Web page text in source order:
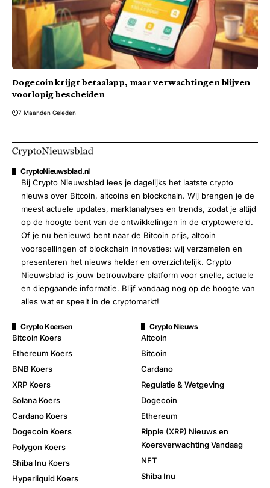
Dogecoin krijgt betaalapp, maar verwachtingen blijven
voorlopig bescheiden
7 Maanden Geleden
CryptoNieuwsblad.nl
Bij Crypto Nieuwsblad lees je dagelijks het laatste crypto
nieuws over Bitcoin, altcoins en blockchain. Wij brengen je de
meest actuele updates, marktanalyses en trends, zodat je altijd
op de hoogte bent van de ontwikkelingen in de cryptowereld.
Of je nu benieuwd bent naar de Bitcoin prijs, altcoin
voorspellingen of blockchain innovaties: wij verzamelen en
presenteren het nieuws helder en overzichtelijk. Crypto
Nieuwsblad is jouw betrouwbare platform voor snelle, actuele
en diepgaande informatie. Blijf vandaag nog op de hoogte van
alles wat er speelt in de cryptomarkt!
Crypto Koersen
Bitcoin Koers
Ethereum Koers
BNB Koers
XRP Koers
Solana Koers
Cardano Koers
Dogecoin Koers
Polygon Koers
Shiba Inu Koers
Hyperliquid Koers
Crypto Nieuws
Altcoin
Bitcoin
Cardano
Regulatie & Wetgeving
Dogecoin
Ethereum
Ripple (XRP) Nieuws en
Koersverwachting Vandaag
NFT
Shiba Inu